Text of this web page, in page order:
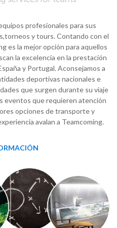
profesionales para sus
y tours. Contando con el
es la mejor opción para aquellos
la excelencia en la prestación
y Portugal. Aconsejamos a
deportivas nacionales e
que surgen durante su viaje
eventos que requieren atención
opciones de transporte y
avalan a Teamcoming.